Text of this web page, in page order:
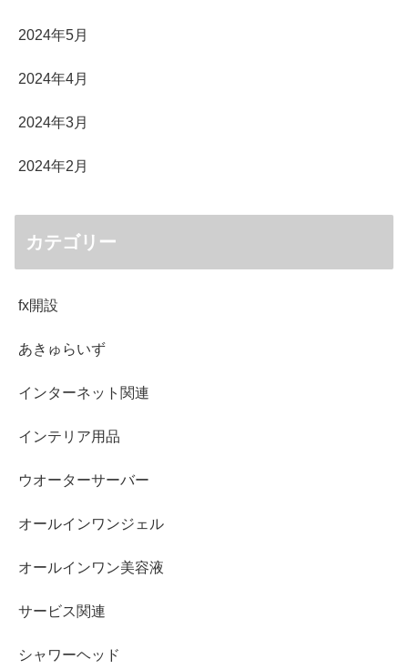
2024年5月
2024年4月
2024年3月
2024年2月
カテゴリー
fx開設
あきゅらいず
インターネット関連
インテリア用品
ウオーターサーバー
オールインワンジェル
オールインワン美容液
サービス関連
シャワーヘッド